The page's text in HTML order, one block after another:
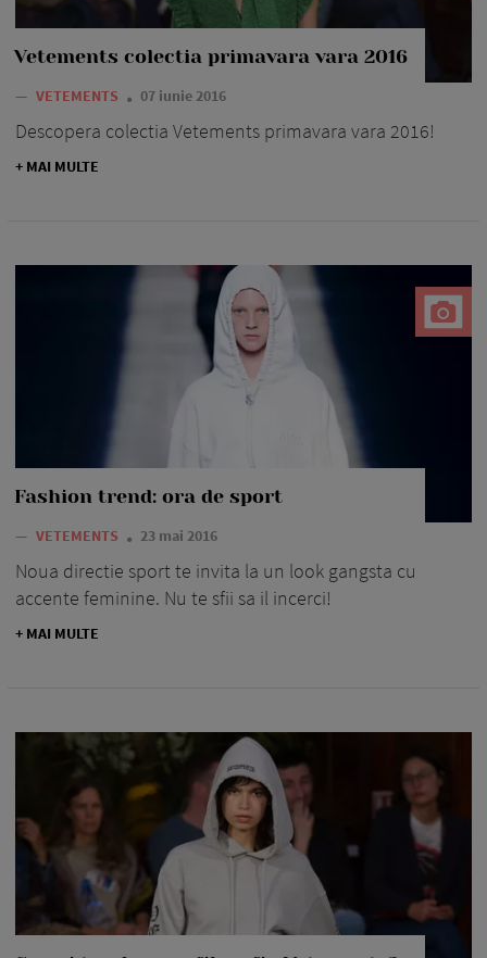
Vetements colectia primavara vara 2016
— VETEMENTS 07 iunie 2016
Descopera colectia Vetements primavara vara 2016!
+ MAI MULTE
Fashion trend: ora de sport
— VETEMENTS 23 mai 2016
Noua directie sport te invita la un look gangsta cu
accente feminine. Nu te sfii sa il incerci!
+ MAI MULTE